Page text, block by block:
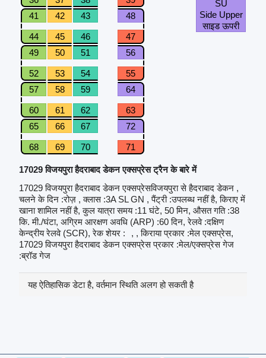
41
42 43 48
44 45 46
47
49
50 51 56
52 53 54
55
57
58 59 64
60 61 62
63
65
66 67 72
68 69 70 71
SU
Side Upper
साइड ऊपरी
17029 विजयपुरा हैदराबाद डेकन एक्सप्रेस ट्रैन के बारे में
17029 विजयपुरा हैदराबाद डेकन एक्सप्रेसविजयपुरा से हैदराबाद डेकन ,
चलने के दिन :रोज़ , क्लास :3A SL GN , पैंट्री :उपलब्ध नहीं है, किराए में
खाना शामिल नहीं है, कुल यात्रा समय :11 घंटे, 50 मिन, औसत गति :38
कि. मी./घंटा, अग्रिम आरक्षण अवधि (ARP) :60 दिन, रेलवे :दक्षिण
केन्द्रीय रेलवे (SCR), रेक शेयर :
, , किराया प्रकार :मेल एक्सप्रेस,
17029 विजयपुरा हैदराबाद डेकन एक्सप्रेस प्रकार :मेल/एक्सप्रेस गेज
:ब्रॉड गेज
यह ऐतिहासिक डेटा है, वर्तमान स्थिति अलग हो सकती है